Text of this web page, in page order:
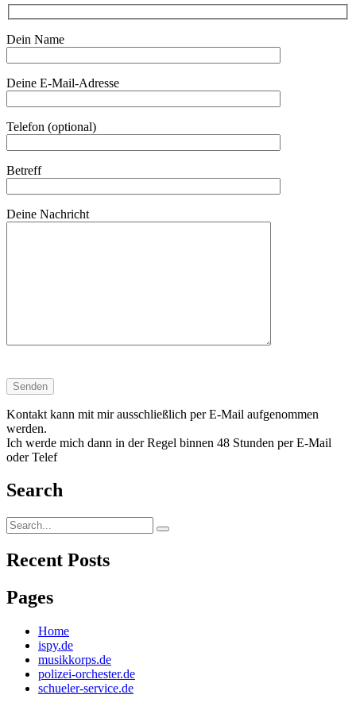
Dein Name
Deine E-Mail-Adresse
Telefon (optional)
Betreff
Deine Nachricht
Kontakt kann mit mir ausschließlich per E-Mail aufgenommen
werden.
Ich werde mich dann in der Regel binnen 48 Stunden per E-Mail
oder Telef
Search
Search
for:
Recent Posts
Pages
Home
ispy.de
musikkorps.de
polizei-orchester.de
schueler-service.de